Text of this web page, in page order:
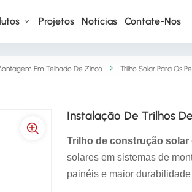
Projetos Notícias Contate-Nos
Em Telhado De Zinco Trilho Solar Para Os
Instalação De Trilhos
Trilho de construção solar
solares em sistemas de
painéis e maior